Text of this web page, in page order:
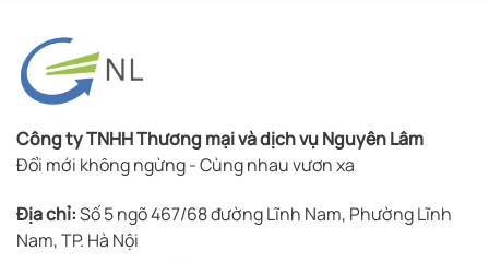
Công ty TNHH Thương mại và dịch vụ Nguyên Lâm
Đổi mới không ngừng - Cùng nhau vươn xa
Địa chỉ:Số 5 ngõ 467/68 đường Lĩnh Nam, Phường Lĩnh
Nam, TP. Hà Nội